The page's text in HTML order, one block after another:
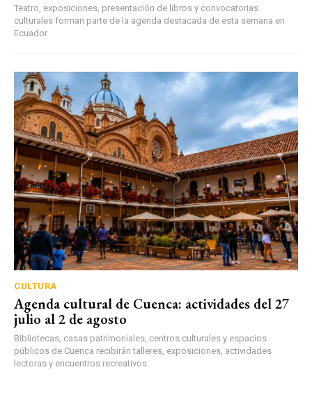
Teatro, exposiciones, presentación de libros y convocatorias
culturales forman parte de la agenda destacada de esta semana en
Ecuador
CULTURA
Agenda cultural de Cuenca: actividades del 27
julio al 2 de agosto
Bibliotecas, casas patrimoniales, centros culturales y espacios
públicos de Cuenca recibirán talleres, exposiciones, actividades
lectoras y encuentros recreativos.